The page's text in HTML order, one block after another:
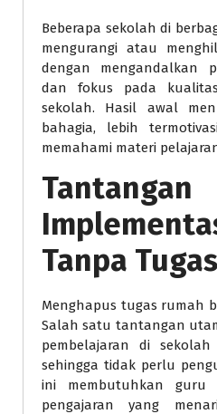
Beberapa sekolah di
mengurangi atau
dengan mengandalkan
dan fokus pada
sekolah. Hasil awal
bahagia, lebih
memahami materi
Tantangan
Tanpa
Menghapus tugas rumah
Salah satu tantangan
pembelajaran di
sehingga tidak perlu
ini membutuhkan guru
pengajaran yang